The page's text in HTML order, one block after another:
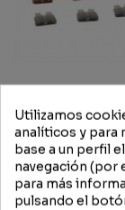
Juego de
14,45 €
Utilizamos
analíticos y para
base a un perfil
navegación (por
para más
pulsando el